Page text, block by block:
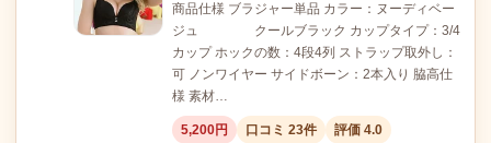
商品仕様 ブラジャー単品 カラー：ヌーディベー
ジュ クールブラック カップタイプ：3/4
カップ ホックの数：4段4列 ストラップ取外し：
可 ノンワイヤー サイドボーン：2本入り 脇高仕
様 素材…
5,200円 口コミ 23件
評価 4.0